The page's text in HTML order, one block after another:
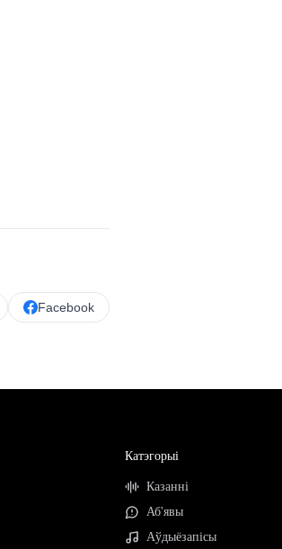
Facebook
Катэгорыі
Казанні
Аб'явы
Аўдыёзапісы